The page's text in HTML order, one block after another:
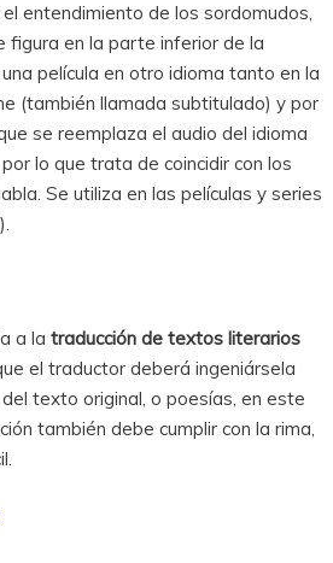
entendimiento de los sordomudos,
figura en la parte inferior de la
película en otro idioma tanto en la
(también llamada subtitulado) y por
se reemplaza el audio del idioma
lo que trata de coincidir con los
Se utiliza en las películas y series
a la traducción de textos literarios
el traductor deberá ingeniársela
texto original, o poesías, en este
también debe cumplir con la rima,